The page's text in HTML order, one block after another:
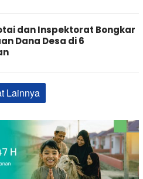
dan Inspektorat Bongkar
Dana Desa di 6
Lainnya